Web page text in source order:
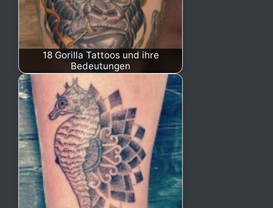
18 Gorilla Tattoos und ihre
Bedeutungen